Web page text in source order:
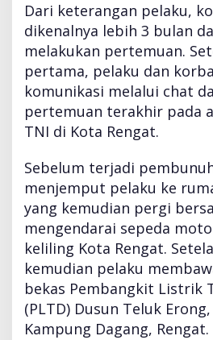
Dari keterangan pelaku,
dikenalnya lebih 3 bulan
melakukan pertemuan.
pertama, pelaku dan
komunikasi melalui chat
pertemuan terakhir pada
TNI di Kota Rengat.
Sebelum terjadi
menjemput pelaku ke
yang kemudian pergi
mengendarai sepeda
keliling Kota Rengat.
kemudian pelaku
bekas Pembangkit Listrik
(PLTD) Dusun Teluk
Kampung Dagang, Rengat.